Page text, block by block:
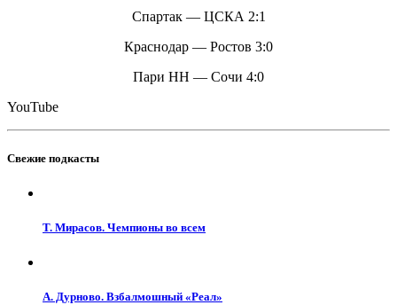
Спартак — ЦСКА 2:1
Краснодар — Ростов 3:0
Пари НН — Сочи 4:0
YouTube
Свежие подкасты
Т. Мирасов. Чемпионы во всем
А. Дурново. Взбалмошный «Реал»